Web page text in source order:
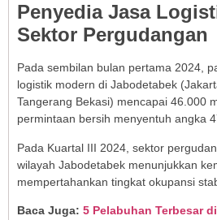
Penyedia Jasa
Sektor Pergudangan
Pada sembilan bulan pertama 2024,
logistik modern di Jabodetabek
Tangerang Bekasi) mencapai 46.000
permintaan bersih menyentuh angka
Pada Kuartal III 2024, sektor
wilayah Jabodetabek menunjukkan
mempertahankan tingkat okupansi
Baca Juga: 5 Pelabuhan Terbesar